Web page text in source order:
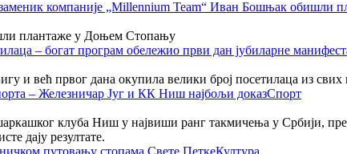
плантаже у Доњем Стопању
и већ првог дана окупила велики број посетилаца из свих
Спорт
клуба Ниш у највиши ранг такмичења у Србији,
дају резултате.
Култура